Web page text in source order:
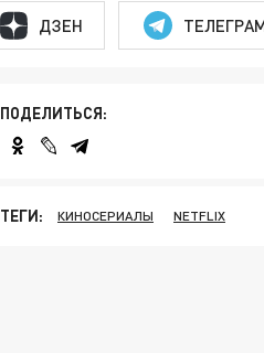
ДЗЕН
ПОДЕЛИТЬСЯ:
ТЕГИ: КИНОСЕРИАЛЫ NETFLIX